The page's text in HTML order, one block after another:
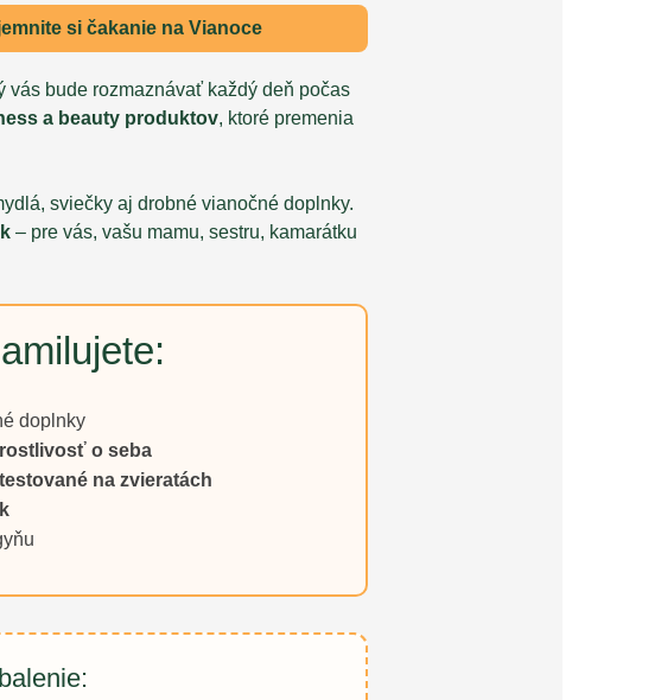
si čakanie na Vianoce
vás bude rozmaznávať každý deň počas
a beauty produktov, ktoré premenia
sviečky aj drobné vianočné doplnky.
– pre vás, vašu mamu, sestru, kamarátku
doplnky
o seba
na zvieratách